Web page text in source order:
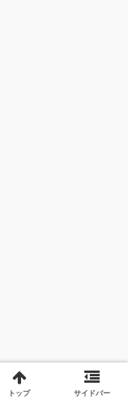
トップ サイドバー